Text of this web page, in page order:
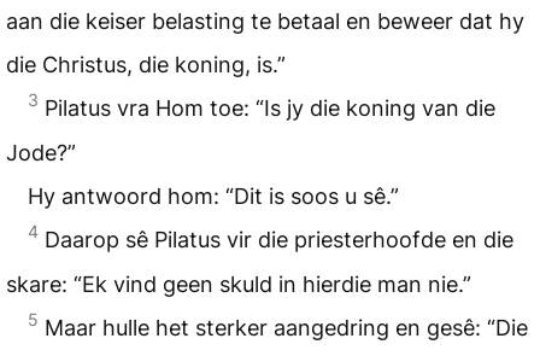
aan die keiser belasting te betaal en beweer dat hy
die Christus, die koning, is.”
3 Pilatus vra Hom toe: “Is jy die koning van die
Jode?”
Hy antwoord hom: “Dit is soos u sê.”
4 Daarop sê Pilatus vir die priesterhoofde en die
skare: “Ek vind geen skuld in hierdie man nie.”
5 Maar hulle het sterker aangedring en gesê: “Die